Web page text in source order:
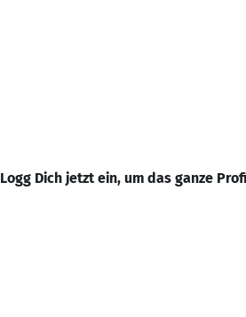
Logg Dich jetzt ein, um das ganze